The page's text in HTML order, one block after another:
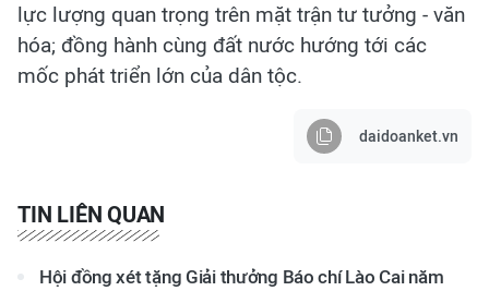
lực lượng quan trọng trên mặt trận tư tưởng - văn
hóa; đồng hành cùng đất nước hướng tới các
mốc phát triển lớn của dân tộc.
daidoanket.vn
TIN LIÊN QUAN
Hội đồng xét tặng Giải thưởng Báo chí Lào Cai năm